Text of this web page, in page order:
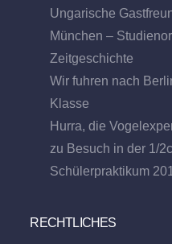
Ungarische
München –
Zeitgeschichte
Wir fuhren nach
Klasse
Hurra, die
zu Besuch in der 1/
Schülerpraktikum
RECHTLICHES